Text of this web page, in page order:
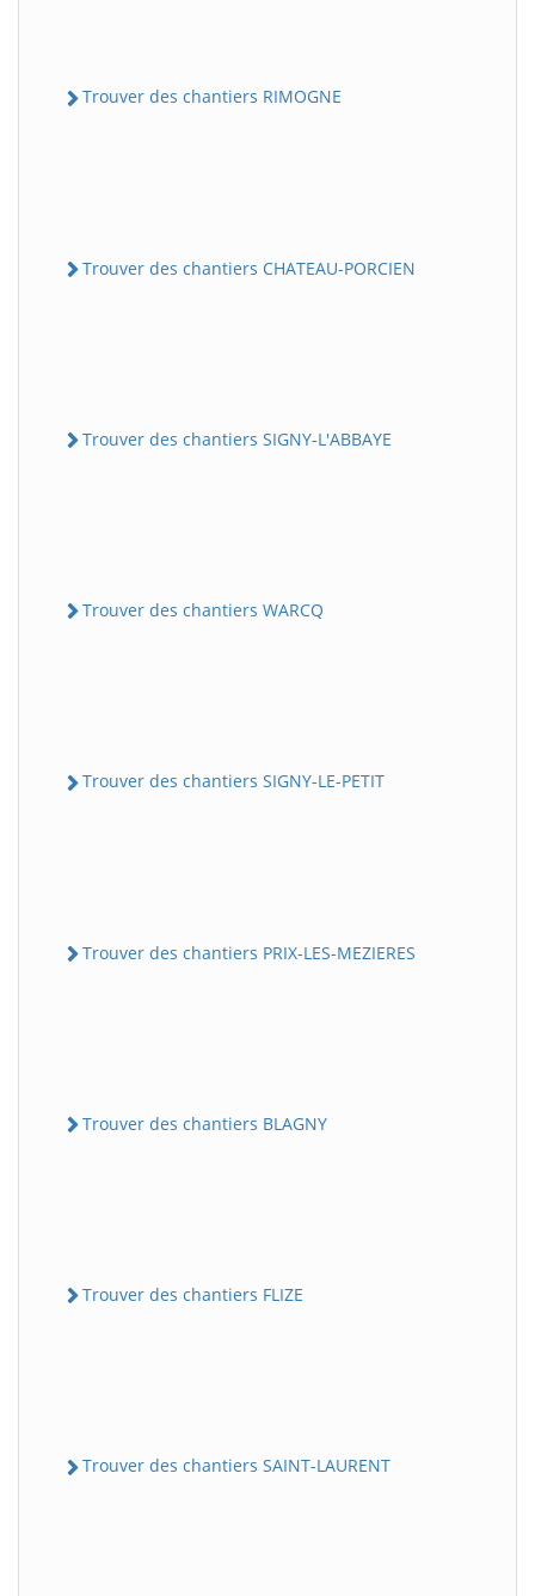
Trouver des chantiers RIMOGNE
Trouver des chantiers CHATEAU-PORCIEN
Trouver des chantiers SIGNY-L'ABBAYE
Trouver des chantiers WARCQ
Trouver des chantiers SIGNY-LE-PETIT
Trouver des chantiers PRIX-LES-MEZIERES
Trouver des chantiers BLAGNY
Trouver des chantiers FLIZE
Trouver des chantiers SAINT-LAURENT